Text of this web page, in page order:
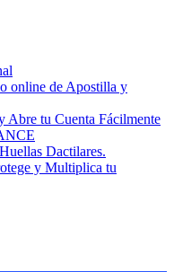
online de Apostilla y
Abre tu Cuenta Fácilmente
Dactilares.
y Multiplica tu